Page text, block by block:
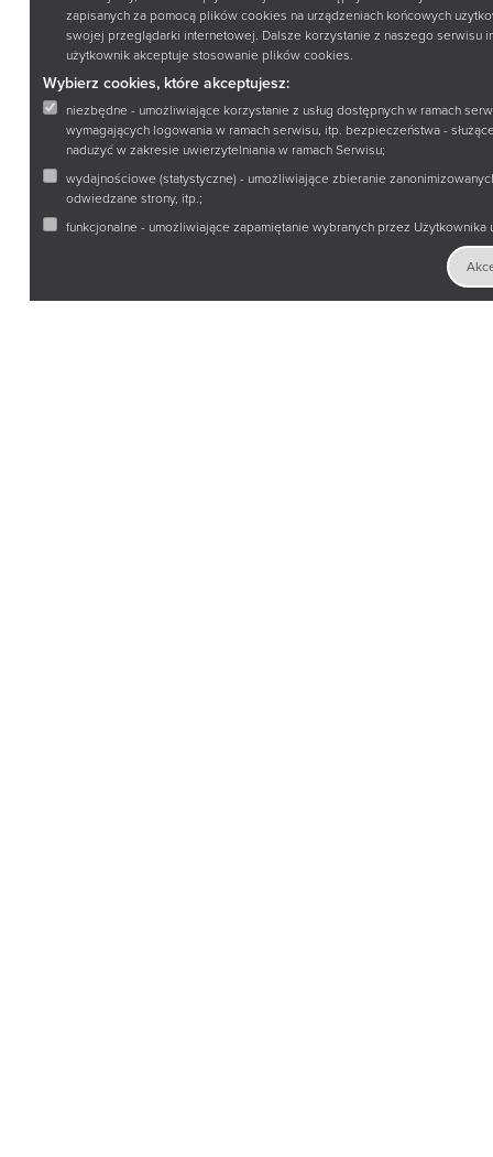
zapisanych za pomocą plików cookies na urządzeniach końcowych
swojej przeglądarki internetowej. Dalsze korzystanie z naszego serwisu
użytkownik akceptuje stosowanie plików cookies.
Wybierz cookies, które akceptujesz:
niezbędne - umożliwiające korzystanie z usług dostępnych w ramach
wymagających logowania w ramach serwisu, itp. bezpieczeństwa -
nadużyć w zakresie uwierzytelniania w ramach Serwisu;
wydajnościowe (statystyczne) - umożliwiające zbieranie
odwiedzane strony, itp.;
funkcjonalne - umożliwiające zapamiętanie wybranych przez